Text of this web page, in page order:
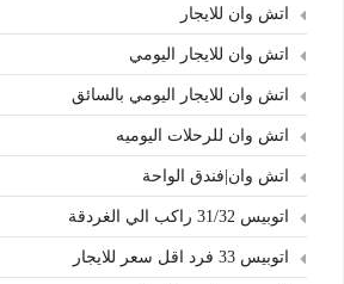
اتش وان للايجار
اتش وان للايجار اليومي
اتش وان للايجار اليومي بالسائق
اتش وان للرحلات اليوميه
اتش وان|فندق الواحة
اتوبيس 31/32 راكب الي الغردقة
اتوبيس 33 فرد اقل سعر للايجار